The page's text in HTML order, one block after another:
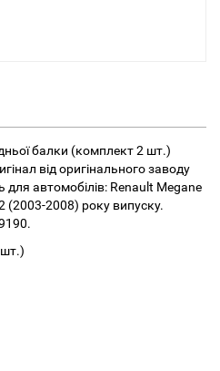
балки (комплект 2 шт.)
від оригінального заводу
автомобілів: Renault Megane
(2003-2008) року випуску.